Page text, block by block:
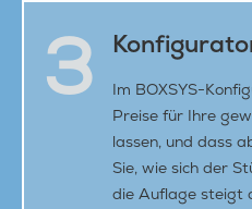
3
Im BOXSYS-
Preise für Ihre
lassen, und dass
Sie, wie sich der
die Auflage steigt